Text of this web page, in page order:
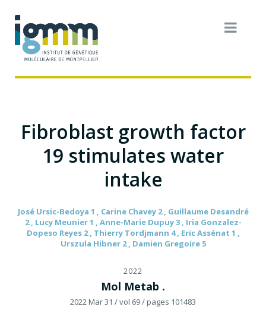
Fibroblast growth factor
19 stimulates water
intake
José Ursic-Bedoya 1 , Carine Chavey 2 , Guillaume Desandré
2 , Lucy Meunier 1 , Anne-Marie Dupuy 3 , Iria Gonzalez-
Dopeso Reyes 2 , Thierry Tordjmann 4 , Eric Assénat 1 ,
Urszula Hibner 2 , Damien Gregoire 5
2022
Mol Metab .
2022 Mar 31 / vol 69/ pages 101483